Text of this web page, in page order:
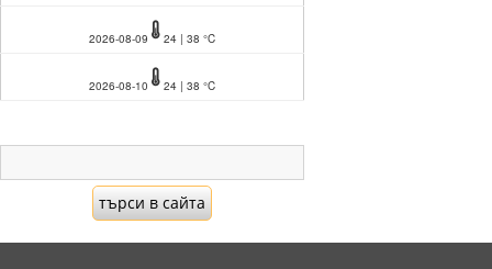
2026-08-09 24 | 38 °C
2026-08-10 24 | 38 °C